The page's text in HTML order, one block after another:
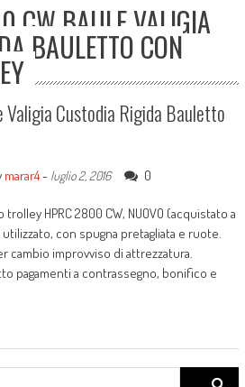
CW BAULE VALIGIA
BAULETTO CON
Custodia Rigida Bauletto
marar4- luglio 2, 2016 0
HPRC 2800 CW, NUOVO (acquistato a
con spugna pretagliata e ruote.
cambio improvviso di attrezzatura.
pagamenti a contrassegno, bonifico e
Search